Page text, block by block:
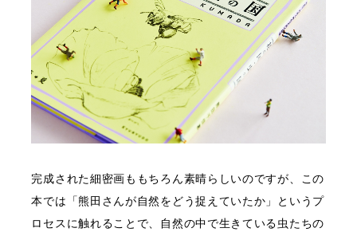
完成された細密画ももちろん素晴らしいのですが、この
本では「熊田さんが自然をどう捉えていたか」というプ
ロセスに触れることで、自然の中で生きている虫たちの